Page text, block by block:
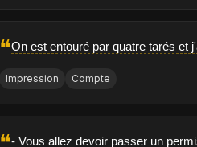
❝On est entouré par quatre tarés et
Impression Compte
- Vous allez devoir passer un